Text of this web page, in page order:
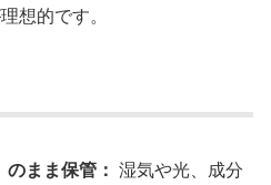
想的です。
まま保管： 湿気や光、成分